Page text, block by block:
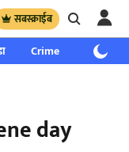
सबस्क्राईब
Crime साप्ताहिक
day